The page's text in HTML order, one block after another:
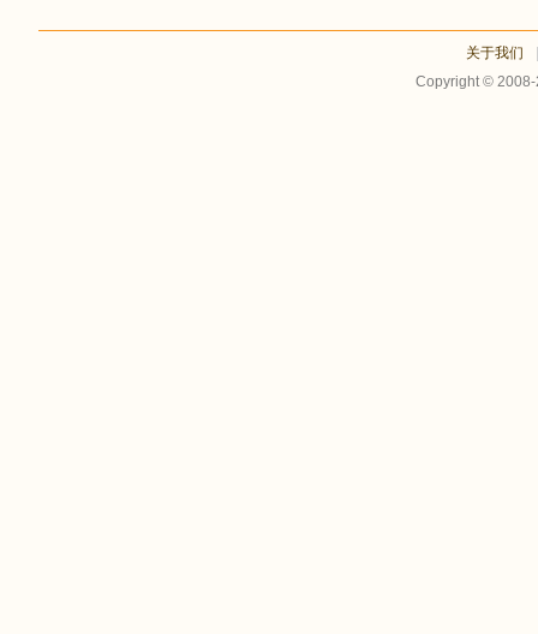
关于我们
Copyright ©